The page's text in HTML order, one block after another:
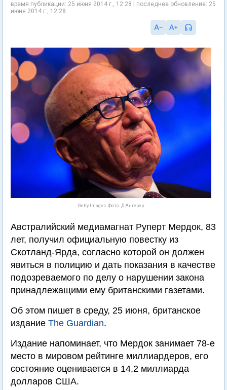
время публикации: 25 июня 2014 г., 12:28 | последнее обновление: 25
июня 2014 г., 12:28
Getty Images. Фото: Д.Ангерер
Австралийский медиамагнат Руперт Мердок, 83
лет, получил официальную повестку из
Скотланд-Ярда, согласно которой он должен
явиться в полицию и дать показания в качестве
подозреваемого по делу о нарушении закона
принадлежащими ему британскими газетами.
Об этом пишет в среду, 25 июня, британское
издание The Guardian.
Издание напоминает, что Мердок занимает 78-е
место в мировом рейтинге миллиардеров, его
состояние оценивается в 14,2 миллиарда
долларов США.